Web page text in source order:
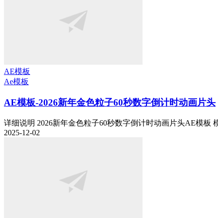
AE模板
Ae模板
AE模板-2026新年金色粒子60秒数字倒计时动画片头
详细说明 2026新年金色粒子60秒数字倒计时动画片头AE模板
2025-12-02